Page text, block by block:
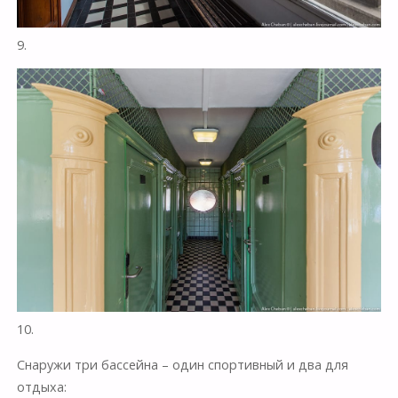
9.
10.
Снаружи три бассейна – один спортивный и два для
отдыха: